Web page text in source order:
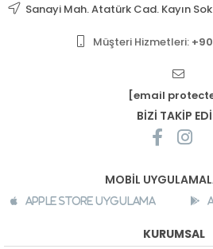
Sanayi Mah. Atatürk Cad. Kayın
Müşteri Hizmetleri:
[email
BİZİ TAKİP
MOBİL
Apple Store Uygulama
KURUMSAL